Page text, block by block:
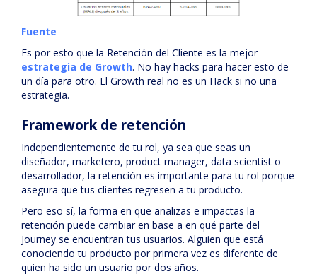
Fuente
Es por esto que la Retención del Cliente es la mejor
estrategia de Growth. No hay hacks para hacer esto de
un día para otro. El Growth real no es un Hack si no una
estrategia.
Framework de retención
Independientemente de tu rol, ya sea que seas un
diseñador, marketero, product manager, data scientist o
desarrollador, la retención es importante para tu rol porque
asegura que tus clientes regresen a tu producto.
Pero eso sí, la forma en que analizas e impactas la
retención puede cambiar en base a en qué parte del
Journey se encuentran tus usuarios. Alguien que está
conociendo tu producto por primera vez es diferente de
quien ha sido un usuario por dos años.